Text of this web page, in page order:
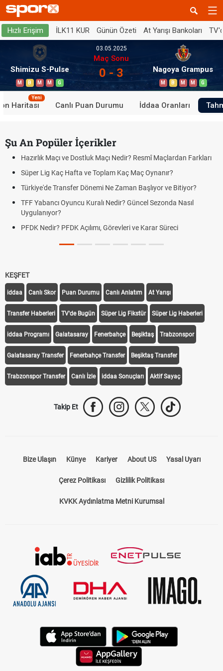
Hızlı Erişim İLK11 KUR Günün Özeti At Yarışı Bankoları
Shimizu S-Pulse
M B M M G
03.05.2025
Maç Sonu
0 - 3 Nagoya Grampus
M B M M G
Haritası
Yeni
Canlı Puan Durumu İddaa Oranları
Şu An Popüler İçerikler
Hazırlık Maçı ve Dostluk Maçı Nedir? Resmî Maçlardan Farkları
Süper Lig Kaç Hafta ve Toplam Kaç Maç Oynanır?
Türkiye'de Transfer Dönemi Ne Zaman Başlıyor ve Bitiyor?
TFF Yabancı Oyuncu Kuralı Nedir? Güncel Sezonda Nasıl
Uygulanıyor?
PFDK Nedir? PFDK Açılımı, Görevleri ve Karar Süreci
KEŞFET
iddaa Canlı Skor Puan Durumu Canlı Anlatım At Yarışı
Transfer Haberleri TV'de Bugün Süper Lig Fikstür Süper Lig Haberleri
iddaa Programı Galatasaray Fenerbahçe Beşiktaş Trabzonspor
Galatasaray Transfer Fenerbahçe Transfer Beşiktaş Transfer
Trabzonspor Transfer Canlı İzle iddaa Sonuçları Aktif Sayaç
Takip Et
Bize Ulaşın Künye Kariyer About US Yasal Uyarı
Çerez Politikası Gizlilik Politikası
KVKK Aydınlatma Metni Kurumsal